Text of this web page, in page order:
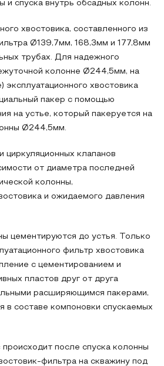
и спуска внутрь обсадных колонн.
хвостовика, составленного из
Ø139,7мм, 168,3мм и 177,8мм
трубах. Для надежного
колонне Ø244,5мм, на
эксплуатационного хвостовика
пакер с помощью
на устье, который пакеруется на
Ø244,5мм.
циркуляционных клапанов
от диаметра последней
колонны,
и ожидаемого давления
цементируются до устья. Только
фильтр хвостовика
с цементированием и
пластов друг от друга
расширяющимся пакерами,
в составе компоновки спускаемых
после спуска колонны
фильтра на скважину под